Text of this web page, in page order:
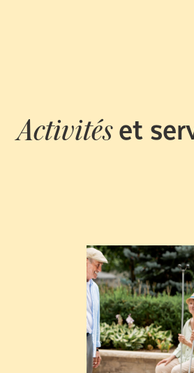
Activitéset